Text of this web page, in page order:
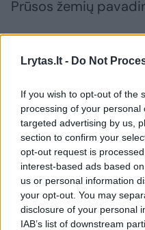
Lrytas.lt - Do Not
If you wish to opt-out of the
processing of your
targeted advertising by us,
section to confirm your
opt-out request is
interest-based ads based
us or personal information
your opt-out. You may
disclosure of your personal
IAB’s list of downstream
Prūsos žemių
gyventojai linko į
Taip iš visų čia
a. susidarė
lietuvininkai.
Parodoje
teritorijoje
indėlis į lietuvių